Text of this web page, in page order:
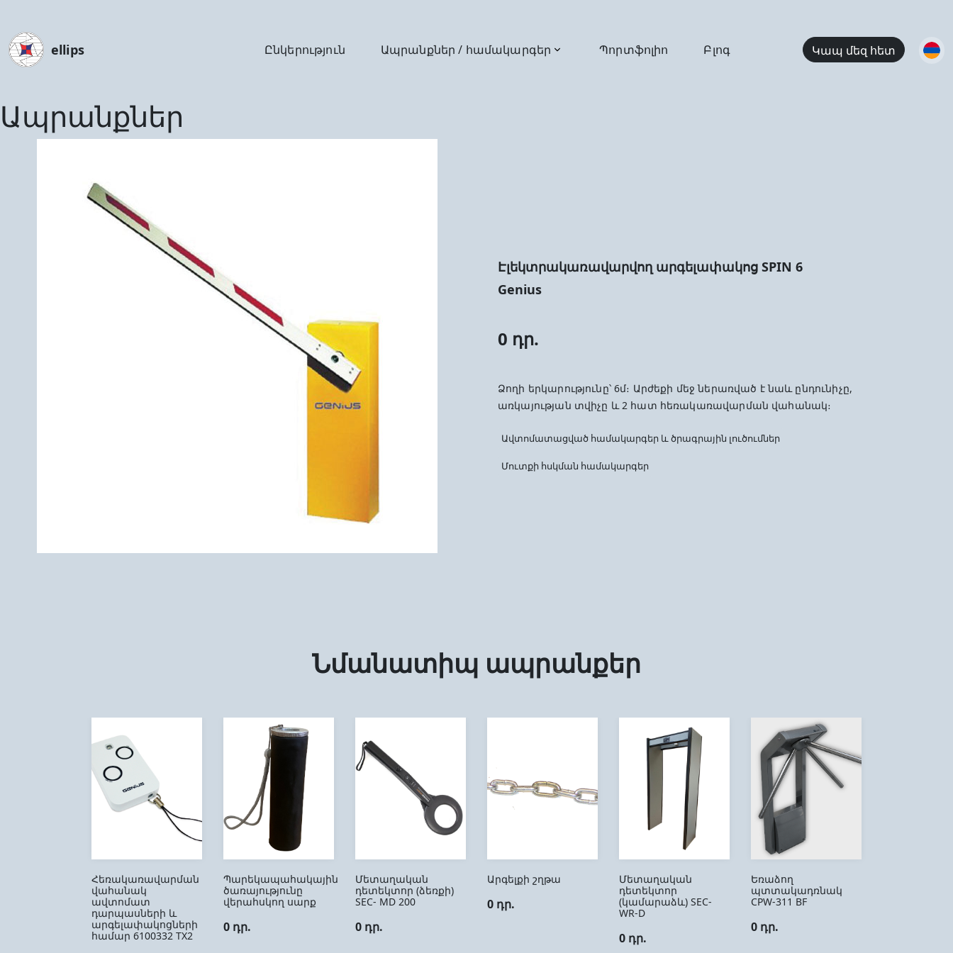
ellips Ընկերություն Ապրանքներ / համակարգեր Պորտֆոլիո Բլոգ Կապ մեզ հետ
Ապրանքներ
Էլեկտրակառավարվող արգելափակոց SPIN 6
Genius
0 դր.
Ձողի երկարությունը՝ 6մ։ Արժեքի մեջ ներառված է նաև ընդունիչը,
առկայության տվիչը և 2 հատ հեռակառավարման վահանակ։
Ավտոմատացված համակարգեր և ծրագրային լուծումներ
Մուտքի հսկման համակարգեր
Նմանատիպ ապրանքեր
Հեռակառավարման
վահանակ
ավտոմատ
դարպասների և
արգելափակոցների
համար 6100332 ТX2
Պարեկապահակային
ծառայությունը
վերահսկող սարք
0 դր.
Մետաղական
դետեկտոր (ձեռքի)
SEC- MD 200
0 դր.
Արգելքի շղթա
0 դր.
Մետաղական
դետեկտոր
(կամարաձև) SEC-
WR-D
0 դր.
Եռաձող
պտտակադռնակ
CPW-311 BF
0 դր.